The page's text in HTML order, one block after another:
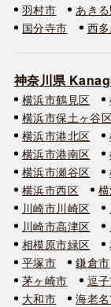
羽村市
あき
国分寺市
西
神奈川県
横浜市鶴見区
横浜市保土ヶ谷
横浜市港北区
横浜市港南区
横浜市瀬谷区
横浜市西区
川崎市川崎区
川崎市高津区
相模原市緑区
平塚市
鎌倉市
茅ヶ崎市
逗
大和市
海老